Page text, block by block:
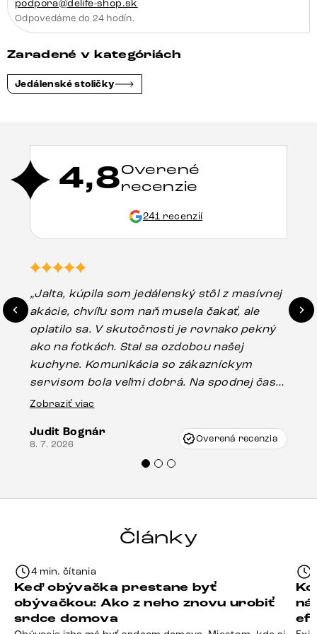
podpora@delife-shop.sk
Odpovedáme do 24 hodín.
Zaradené v kategóriách
Jedálenské stoličky
4,8Overené
recenzie
241 recenzií
„Jalta, kúpila som jedálenský stôl z masívnej
akácie, chvíľu som naň musela čakať, ale
oplatilo sa. V skutočnosti je rovnako pekný
ako na fotkách. Stal sa ozdobou našej
kuchyne. Komunikácia so zákazníckym
servisom bola veľmi dobrá. Na spodnej časti
stola bolo malé poškodenie, pravdepodobne
Vincze pri riešení mojej záležitosti pristúpili
veľmi korektne. Odporúčam produkty Delife
Zobraziť viac
Judit Bognár
8. 7. 2026 Overená recenzia
Články
4 min. čítania
Keď obývačka prestane byť
obývačkou: Ako z neho znovu urobiť
srdce domova